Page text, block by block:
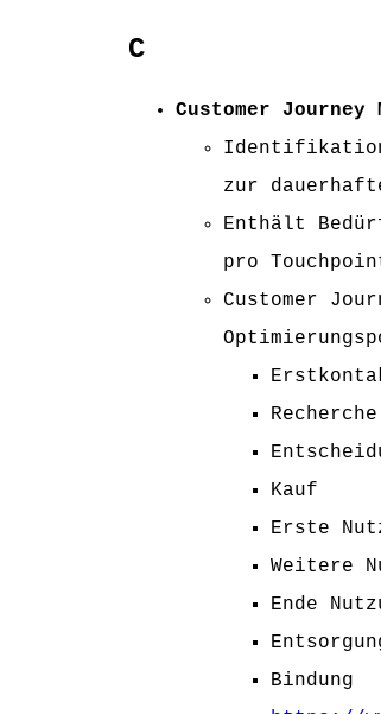
C
Customer Journey
zur
Enthält
pro
Customer
Kauf
Erste
Weitere
Ende
Bindung